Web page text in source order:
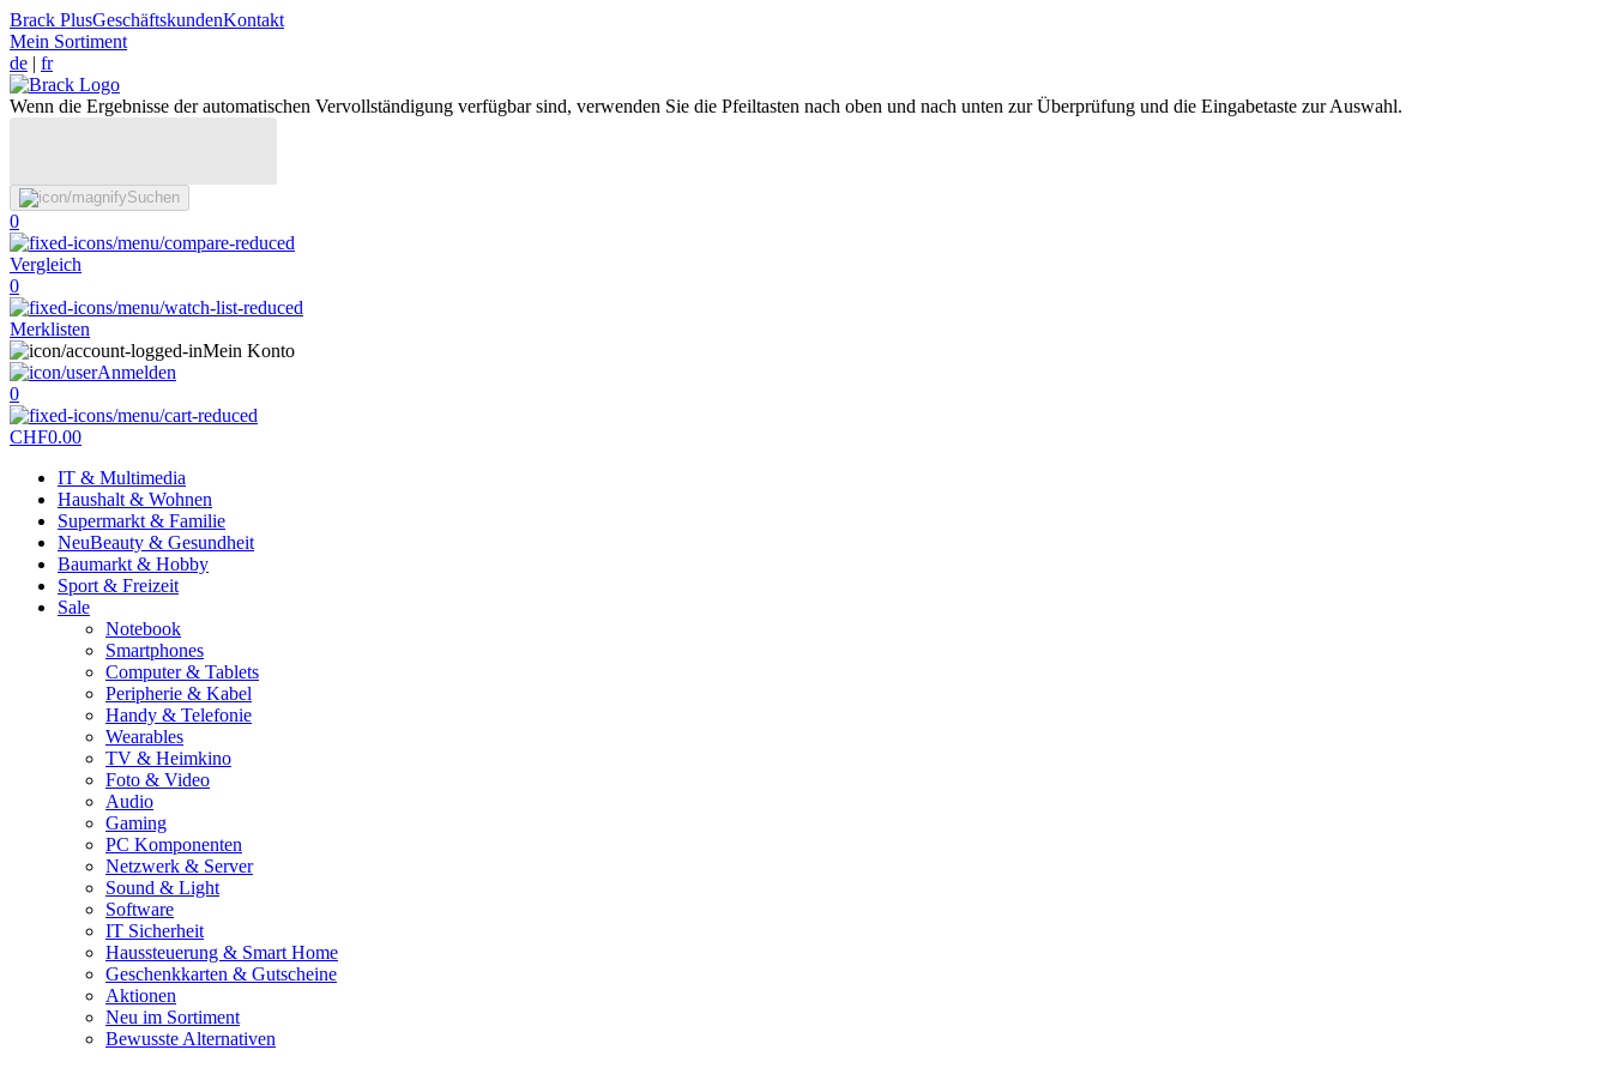
Brack PlusGeschäftskundenKontakt
Mein Sortiment
de | fr
Wenn die Ergebnisse der automatischen Vervollständigung verfügbar sind, verwenden Sie die Pfeiltasten nach oben und nach unten zur Überprüfung und die Eingabetaste zur Auswahl.
Suchen
0
Vergleich
0
Merklisten
Mein Konto
Anmelden
0
CHF0.00
IT & Multimedia
Haushalt & Wohnen
Supermarkt & Familie
NeuBeauty & Gesundheit
Baumarkt & Hobby
Sport & Freizeit
Sale
Notebook
Smartphones
Computer & Tablets
Peripherie & Kabel
Handy & Telefonie
Wearables
TV & Heimkino
Foto & Video
Audio
Gaming
PC Komponenten
Netzwerk & Server
Sound & Light
Software
IT Sicherheit
Haussteuerung & Smart Home
Geschenkkarten & Gutscheine
Aktionen
Neu im Sortiment
Bewusste Alternativen